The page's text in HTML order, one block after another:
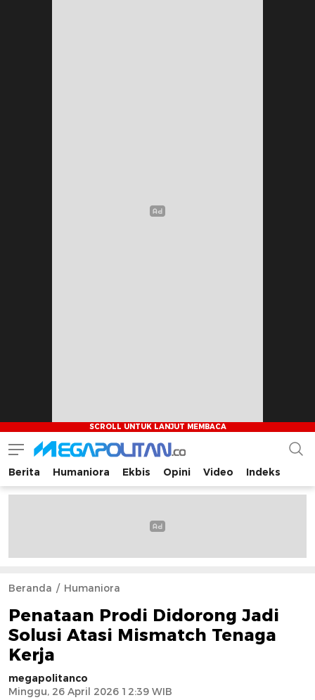
Megapolitan.co
Menyajikan berita-berita fakta bagi pembaca
Berita Humaniora Ekbis Opini Video Indeks
Beranda Humaniora
Penataan Prodi Didorong Jadi
Solusi Atasi Mismatch Tenaga
Kerja
megapolitanco
Minggu, 26 April 2026 12:39 WIB